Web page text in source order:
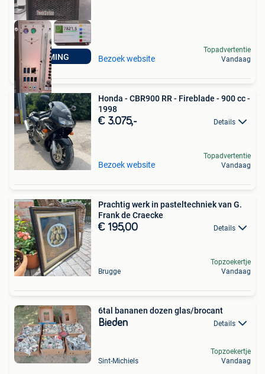
GAMING Bezoek website
Topadvertentie
Vandaag
Honda - CBR900 RR - Fireblade - 900 cc -
1998
€ 3.075,- Details
Bezoek website
Topadvertentie
Vandaag
Prachtig werk in pasteltechniek van G.
Frank de Craecke
€ 195,00 Details
Brugge
Topzoekertje
Vandaag
6tal bananen dozen glas/brocant
Bieden Details
Sint-Michiels
Topzoekertje
Vandaag